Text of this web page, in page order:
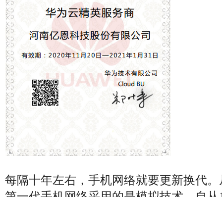
每隔十年左右，手机网络就要更新换代